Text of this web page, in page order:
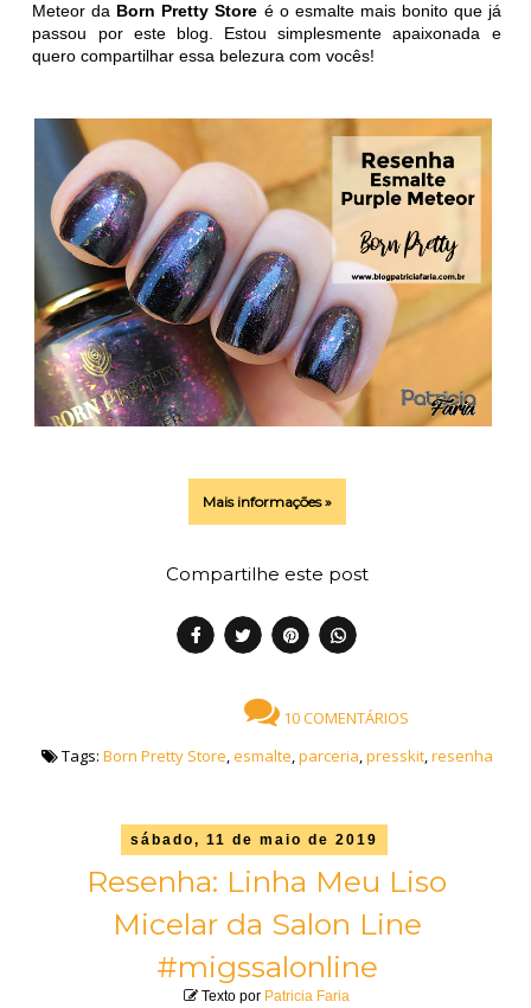
Meteor da Born Pretty Store é o esmalte mais bonito que já
passou por este blog. Estou simplesmente apaixonada e
quero compartilhar essa belezura com vocês!
Mais informações »
Compartilhe este post
10 COMENTÁRIOS
Tags: Born Pretty Store,esmalte,parceria,presskit,resenha
sábado, 11 de maio de 2019
Resenha: Linha Meu Liso
Micelar da Salon Line
#migssalonline
Texto por Patricia Faria